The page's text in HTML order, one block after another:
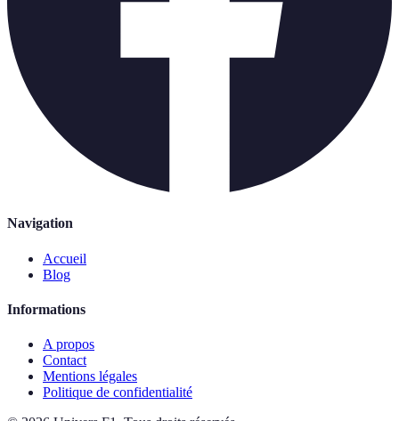
Navigation
Accueil
Blog
Informations
A propos
Contact
Mentions légales
Politique de confidentialité